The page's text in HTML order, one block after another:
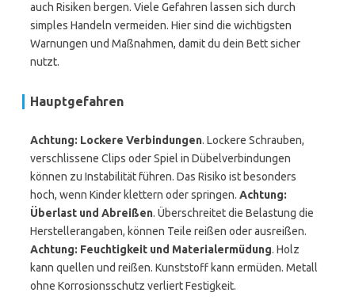
auch Risiken bergen. Viele Gefahren lassen sich durch
simples Handeln vermeiden. Hier sind die wichtigsten
Warnungen und Maßnahmen, damit du dein Bett sicher
nutzt.
Hauptgefahren
Achtung: Lockere Verbindungen. Lockere Schrauben,
verschlissene Clips oder Spiel in Dübelverbindungen
können zu Instabilität führen. Das Risiko ist besonders
hoch, wenn Kinder klettern oder springen. Achtung:
Überlast und Abreißen. Überschreitet die Belastung die
Herstellerangaben, können Teile reißen oder ausreißen.
Achtung: Feuchtigkeit und Materialermüdung. Holz
kann quellen und reißen. Kunststoff kann ermüden. Metall
ohne Korrosionsschutz verliert Festigkeit.